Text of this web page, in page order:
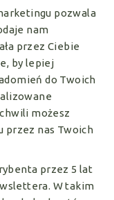
pozwala
nam
przez Ciebie
by lepiej
do Twoich
możesz
przez nas Twoich
przez 5 lat
W takim